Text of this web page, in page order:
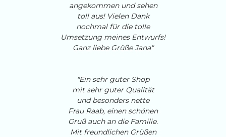
angekommen und sehen
toll aus! Vielen Dank
nochmal für die tolle
Umsetzung meines Entwurfs!
Ganz liebe Grüße Jana"
"Ein sehr guter Shop
mit sehr guter Qualität
und besonders nette
Frau Raab, einen schönen
Gruß auch an die Familie.
Mit freundlichen Grüßen